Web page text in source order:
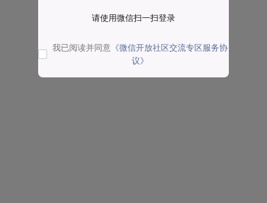
请使用微信扫一扫登录
我已阅读并同意 《微信开放社区交流专区服务协
议》